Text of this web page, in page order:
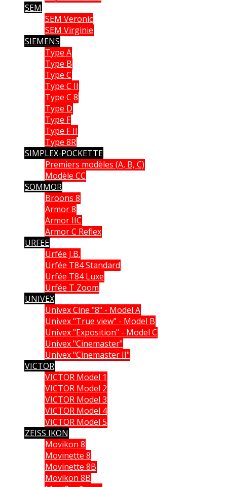
SEM
SEM Veronic
SEM Virginie
SIEMENS
Type A
Type B
Type C
Type C II
Type C 8
Type D
Type F
Type F II
Type 8R
SIMPLEX-POCKETTE
Premiers modèles (A, B, C)
Modèle CC
SOMMOR
Broons 8
Armor 8
Armor IIC
Armor C Reflex
URFEE
Urfée J.B.
Urfée T84 Standard
Urfée T84 Luxe
Urfée T Zoom
UNIVEX
Univex Cine "8" - Model A
Univex "True view" - Model B
Univex "Exposition" - Model C
Univex "Cinemaster"
Univex "Cinemaster II"
VICTOR
VICTOR Model 1
VICTOR Model 2
VICTOR Model 3
VICTOR Model 4
VICTOR Model 5
ZEISS IKON
Movikon 8
Movinette 8
Movinette 8B
Movikon 8B